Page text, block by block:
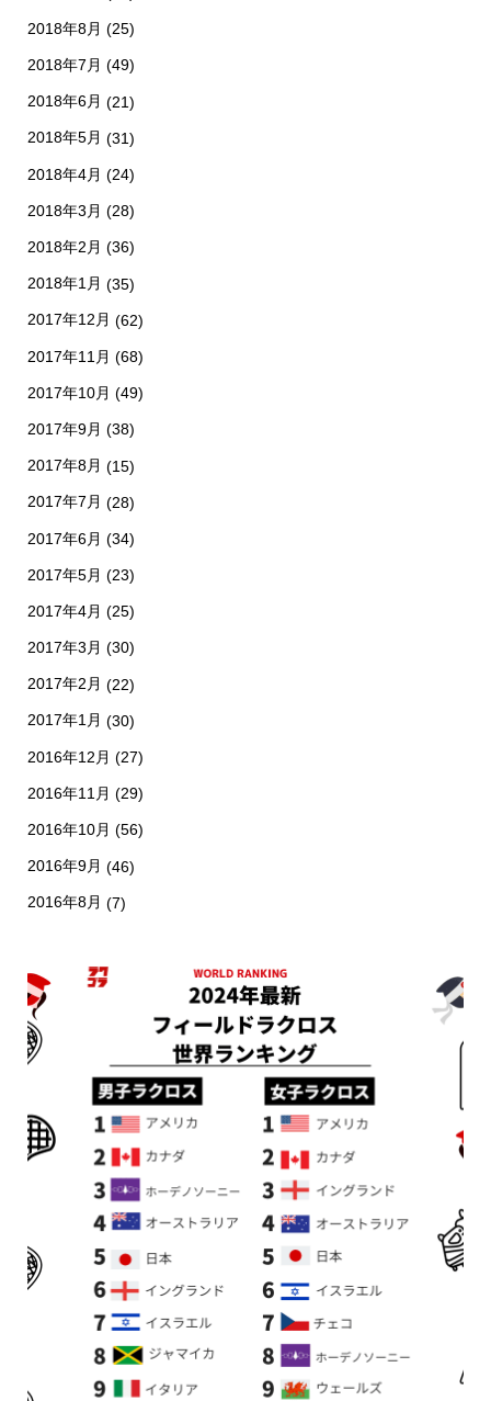
2018年8月 (25)
2018年7月 (49)
2018年6月 (21)
2018年5月 (31)
2018年4月 (24)
2018年3月 (28)
2018年2月 (36)
2018年1月 (35)
2017年12月 (62)
2017年11月 (68)
2017年10月 (49)
2017年9月 (38)
2017年8月 (15)
2017年7月 (28)
2017年6月 (34)
2017年5月 (23)
2017年4月 (25)
2017年3月 (30)
2017年2月 (22)
2017年1月 (30)
2016年12月 (27)
2016年11月 (29)
2016年10月 (56)
2016年9月 (46)
2016年8月 (7)